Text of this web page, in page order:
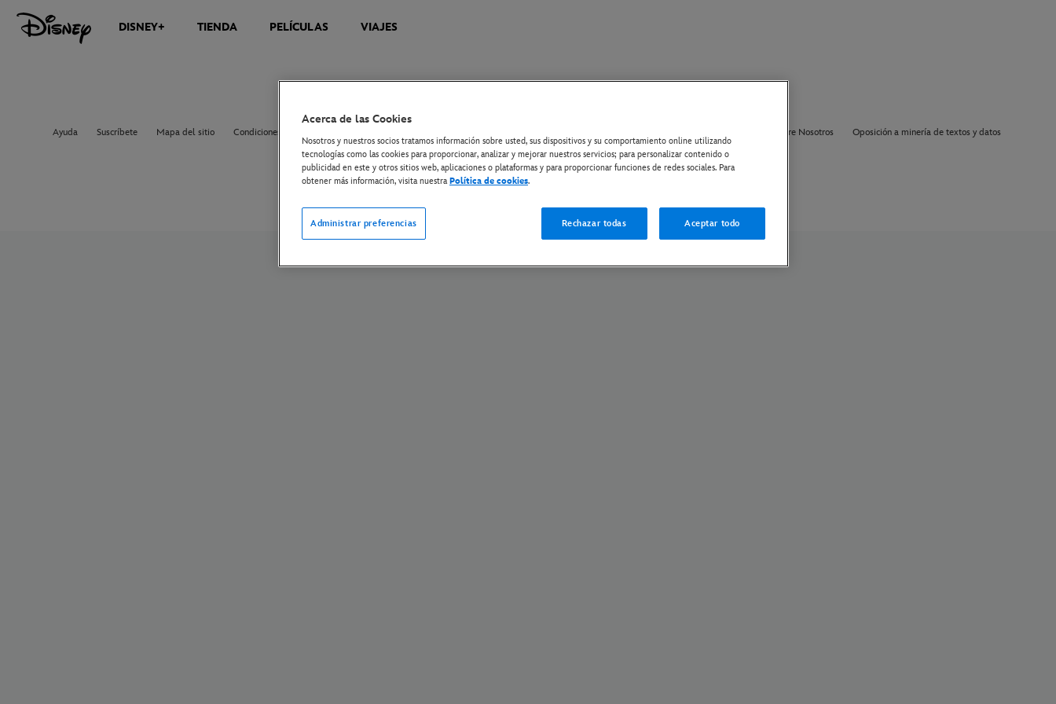
DISNEY+ TIENDA PELÍCULAS VIAJES
Ayuda Suscríbete Mapa del sitio Condiciones de uso Sobre Nosotros
Oposición a minería de textos y datos
Plan de Transición Climática
Disney Media Sales and Partnerships
The Walt Disney Company
Acerca de las Cookies
Nosotros y nuestros socios tratamos información sobre usted, sus dispositivos y su comportamiento online utilizando
tecnologías como las cookies para proporcionar, analizar y mejorar nuestros servicios; para personalizar contenido o
publicidad en este y otros sitios web, aplicaciones o plataformas y para proporcionar funciones de redes sociales. Para
obtener más información, visita nuestra Política de cookies.
Administrar preferencias Rechazar todas Aceptar todo